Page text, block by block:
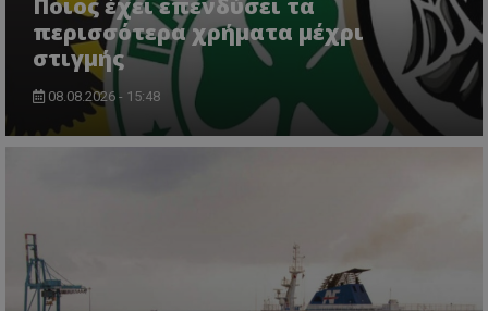
Ποιος έχει επενδύσει τα
περισσότερα χρήματα μέχρι
στιγμής
08.08.2026 - 15:48